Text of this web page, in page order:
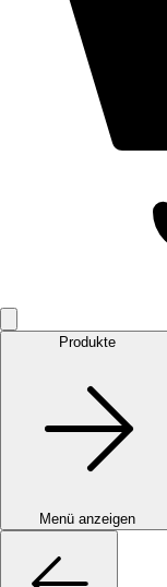
Produkte
Menü anzeigen